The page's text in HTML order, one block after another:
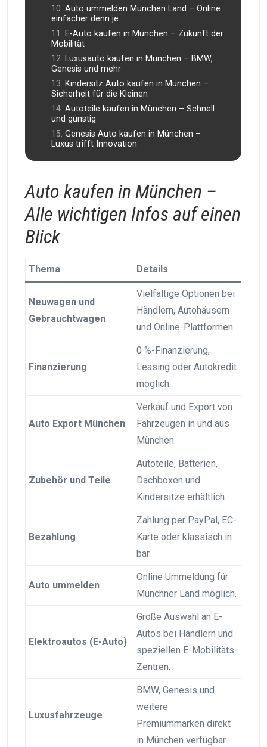
Auto ummelden München Land – Online
einfacher denn je
E-Auto kaufen in München – Zukunft der
Mobilität
Luxusauto kaufen in München – BMW,
Genesis und mehr
Kindersitz Auto kaufen in München –
Sicherheit für die Kleinen
Autoteile kaufen in München – Schnell
und günstig
Genesis Auto kaufen in München –
Luxus trifft Innovation
Auto kaufen in München –
Alle wichtigen Infos auf einen
Blick
Thema Details
Neuwagen und
Gebrauchtwagen
Vielfältige Optionen bei
Händlern, Autohäusern
und Online-Plattformen.
Finanzierung
0 %-Finanzierung,
Leasing oder Autokredit
möglich.
Auto Export München
Verkauf und Export von
Fahrzeugen in und aus
München.
Zubehör und Teile
Autoteile, Batterien,
Dachboxen und
Kindersitze erhältlich.
Bezahlung
Zahlung per PayPal, EC-
Karte oder klassisch in
bar.
Auto ummelden
Online Ummeldung für
Münchner Land möglich.
Elektroautos (E-Auto)
Große Auswahl an E-
Autos bei Händlern und
speziellen E-Mobilitäts-
Zentren.
Luxusfahrzeuge
BMW, Genesis und
weitere
Premiummarken direkt
in München verfügbar.